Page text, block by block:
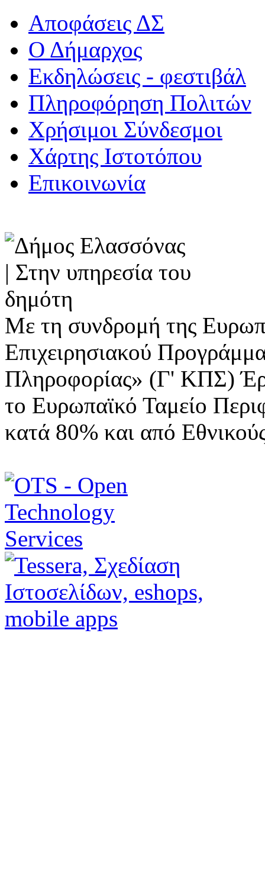
Αποφάσεις ΔΣ
Ο Δήμαρχος
Εκδηλώσεις - φεστιβάλ
Πληροφόρηση Πολιτών
Χρήσιμοι Σύνδεσμοι
Χάρτης Ιστοτόπου
Επικοινωνία
Με τη συνδρομή της
Επιχειρησιακού
Πληροφορίας» (Γ' ΚΠΣ)
το Ευρωπαϊκό Ταμείο
κατά 80% και από